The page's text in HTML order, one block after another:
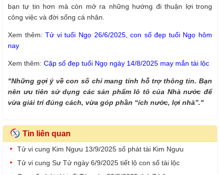
bạn tự tin hơn mà còn mở ra những hướng đi thuận lợi trong
công việc và đời sống cá nhân.
Xem thêm:Tử vi tuổi Ngọ 26/6/2025, con số đẹp tuổi Ngọ hôm
nay
Xem thêm: Cặp số đẹp tuổi Ngọ ngày 14/8/2025 may mắn tài lộc
"Những gợi ý về con số chỉ mang tính hỗ trợ thông tin. Bạn
nên ưu tiên sử dụng các sản phẩm lô tô của Nhà nước để
vừa giải trí đúng cách, vừa góp phần “ích nước, lợi nhà”."
Tin liên quan
Tử vi cung Kim Ngưu 13/9/2025 số phát tài Kim Ngưu
Tử vi cung Sư Tử ngày 6/9/2025 tiết lộ con số tài lộc